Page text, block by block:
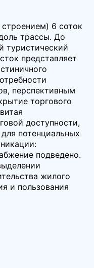
6 соток
трассы. До
туристический
представляет
перспективным
торгового
доступности,
потенциальных
подведено.
жилого
и пользования